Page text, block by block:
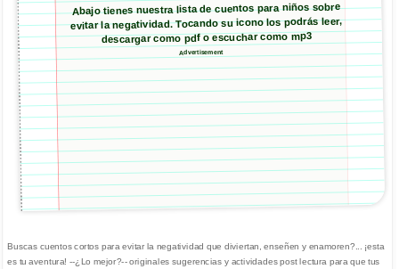
Abajo tienes nuestra lista de cuentos para niños sobre
evitar la negatividad. Tocando su icono los podrás leer,
descargar como pdf o escuchar como mp3
Advertisement
Buscas cuentos cortos para evitar la negatividad que diviertan, enseñen y enamoren?... ¡esta
es tu aventura! --¿Lo mejor?-- originales sugerencias y actividades post lectura para que tus